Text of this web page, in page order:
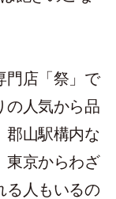
門店「祭」で
の人気から品
郡山駅構内な
東京からわざ
る人もいるの